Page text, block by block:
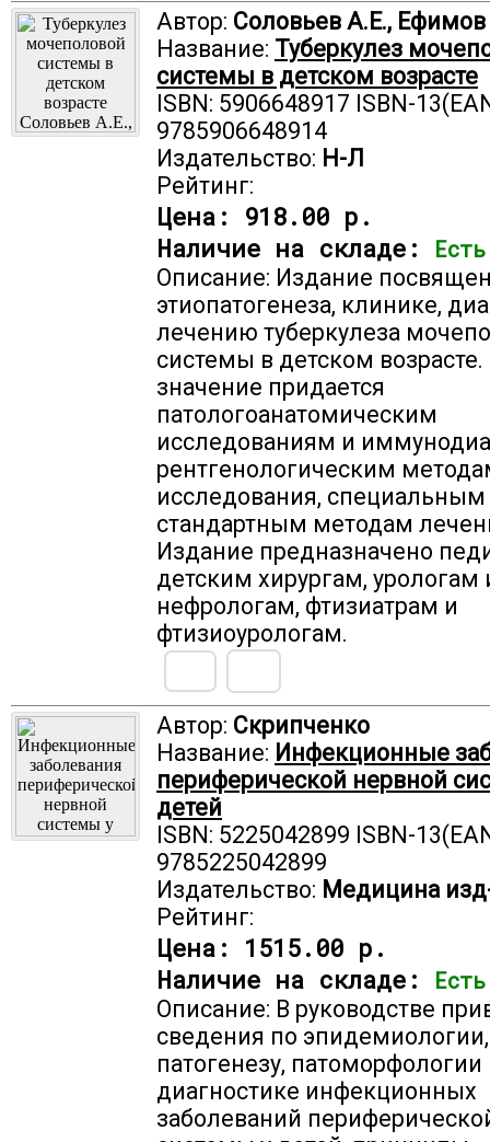
Автор: Соловьев А.Е., Ефимов
Название: Туберкулез
системы в детском возрасте
ISBN: 5906648917 ISBN-
9785906648914
Издательство: Н-Л
Рейтинг:
Цена: 918.00 р.
Наличие на складе:
Описание: Издание
этиопатогенеза, клинике,
лечению туберкулеза
системы в детском
значение придается
патологоанатомическим
исследованиям и
рентгенологическим
исследования, специальным
стандартным методам
Издание предназначено
детским хирургам, урологам
нефрологам, фтизиатрам и
фтизиоурологам.
Автор: Скрипченко
Название: Инфекционные
периферической нервной
детей
ISBN: 5225042899 ISBN-
9785225042899
Издательство: Медицина
Рейтинг:
Цена: 1515.00 р.
Наличие на складе:
Есть
Описание: В руководстве
сведения по
патогенезу, патоморфологии
диагностике инфекционных
заболеваний